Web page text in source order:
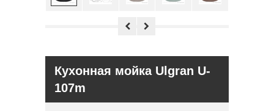
Кухонная мойка Ulgran U-
107m